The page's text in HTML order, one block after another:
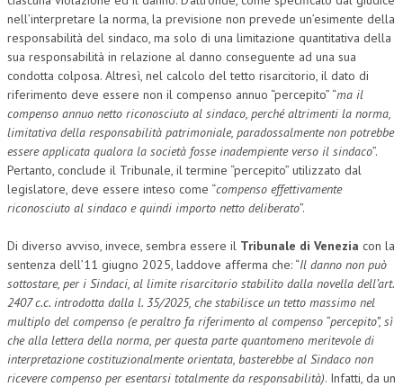
nell’interpretare la norma, la previsione non prevede un’esimente della
responsabilità del sindaco, ma solo di una limitazione quantitativa della
sua responsabilità in relazione al danno conseguente ad una sua
condotta colposa. Altresì, nel calcolo del tetto risarcitorio, il dato di
riferimento deve essere non il compenso annuo “percepito” “ma il
compenso annuo netto riconosciuto al sindaco, perché altrimenti la norma,
limitativa della responsabilità patrimoniale, paradossalmente non potrebbe
essere applicata qualora la società fosse inadempiente verso il sindaco”.
Pertanto, conclude il Tribunale, il termine “percepito” utilizzato dal
legislatore, deve essere inteso come “compenso effettivamente
riconosciuto al sindaco e quindi importo netto deliberato”.
Di diverso avviso, invece, sembra essere il Tribunale di Venezia con la
sentenza dell’11 giugno 2025, laddove afferma che: “Il danno non può
sottostare, per i Sindaci, al limite risarcitorio stabilito dalla novella dell’art.
2407 c.c. introdotta dalla l. 35/2025, che stabilisce un tetto massimo nel
multiplo del compenso (e peraltro fa riferimento al compenso “percepito”, sì
che alla lettera della norma, per questa parte quantomeno meritevole di
interpretazione costituzionalmente orientata, basterebbe al Sindaco non
ricevere compenso per esentarsi totalmente da responsabilità). Infatti, da un